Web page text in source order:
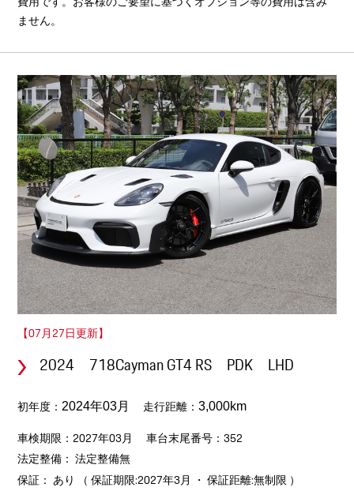
ません。
【07月27日更新】
2024 718Cayman GT4 RS PDK LHD
初年度：2024年03月 走行距離：3,000km
車検期限：2027年03月
車台末尾番号：352
法定整備： 法定整備無
保証： あり （ 保証期限:2027年3月 ・ 保証距離:無制限 ）